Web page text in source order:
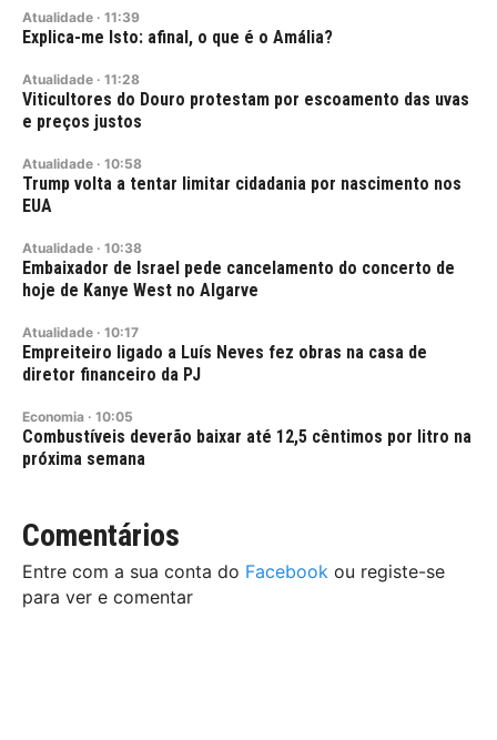
Atualidade · 11:39
Explica-me Isto: afinal, o que é o Amália?
Atualidade · 11:28
Viticultores do Douro protestam por escoamento das uvas
e preços justos
Atualidade · 10:58
Trump volta a tentar limitar cidadania por nascimento nos
EUA
Atualidade · 10:38
Embaixador de Israel pede cancelamento do concerto de
hoje de Kanye West no Algarve
Atualidade · 10:17
Empreiteiro ligado a Luís Neves fez obras na casa de
diretor financeiro da PJ
Economia · 10:05
Combustíveis deverão baixar até 12,5 cêntimos por litro na
próxima semana
Comentários
Entre com a sua conta do Facebook ou registe-se
para ver e comentar